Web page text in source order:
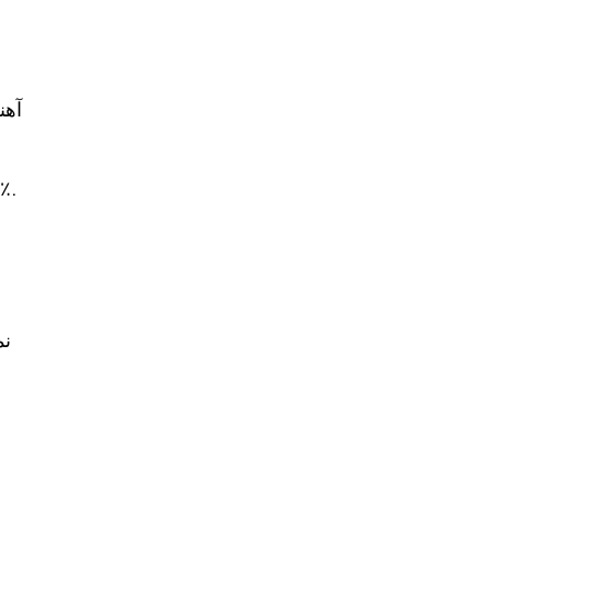
راه حل های آهنربایی، دستیابی به بهینه سازی هزینه 30٪.